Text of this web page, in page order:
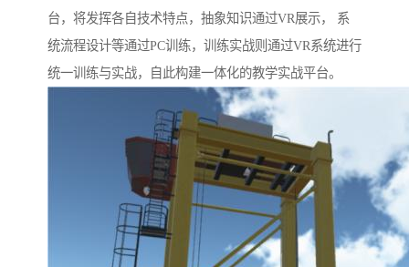
台，将发挥各自技术特点，抽象知识通过VR展示， 系
统流程设计等通过PC训练，训练实战则通过VR系统进行
统一训练与实战，自此构建一体化的教学实战平台。